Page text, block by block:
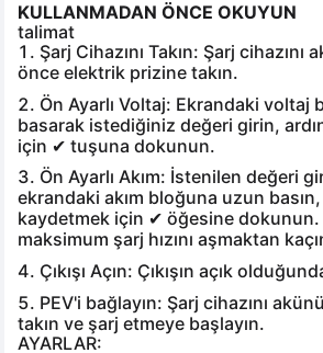
KULLANMADAN ÖNCE OKUYUN
talimat
Şarj Cihazını Takın: Şarj cihazını
önce elektrik prizine takın.
Ön Ayarlı Voltaj: Ekrandaki voltaj
basarak istediğiniz değeri girin,
için ✔ tuşuna dokunun.
Ön Ayarlı Akım: İstenilen değeri
ekrandaki akım bloğuna uzun basın,
kaydetmek için ✔ öğesine dokunun.
maksimum şarj hızını aşmaktan
Çıkışı Açın: Çıkışın açık
PEV'i bağlayın: Şarj cihazını
takın ve şarj etmeye başlayın.
AYARLAR: